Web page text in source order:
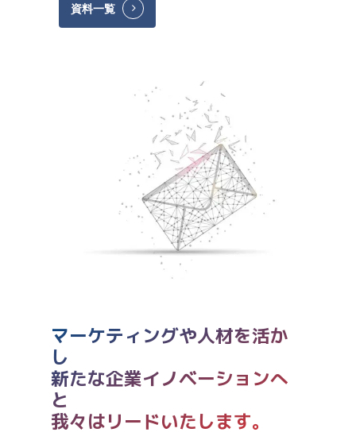
資料一覧
マーケティングや人材を活か
し
新たな企業イノベーションへ
と
我々はリードいたします。